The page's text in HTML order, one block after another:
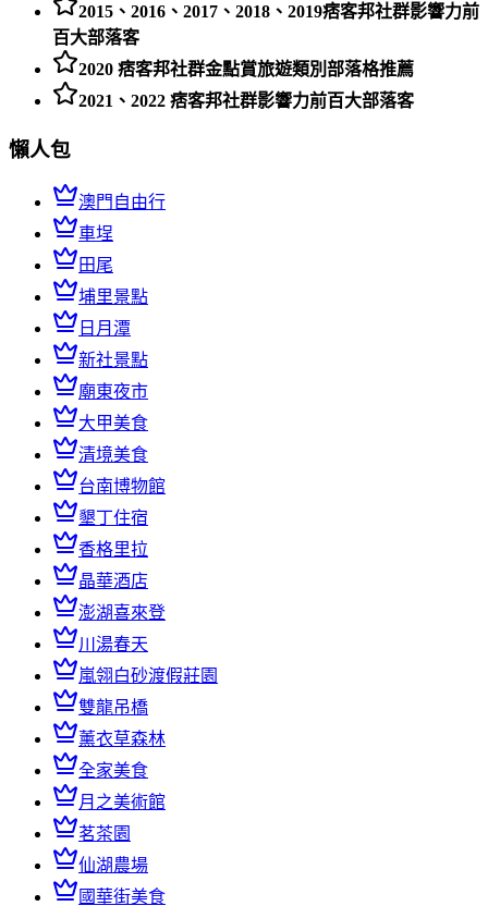
2015、2016、2017、2018、2019痞客邦社群影響力前
百大部落客
2020 痞客邦社群金點賞旅遊類別部落格推薦
2021、2022 痞客邦社群影響力前百大部落客
懶人包
澳門自由行
車埕
田尾
埔里景點
日月潭
新社景點
廟東夜市
大甲美食
清境美食
台南博物館
墾丁住宿
香格里拉
晶華酒店
澎湖喜來登
川湯春天
嵐翎白砂渡假莊園
雙龍吊橋
薰衣草森林
全家美食
月之美術館
茗茶園
仙湖農場
國華街美食